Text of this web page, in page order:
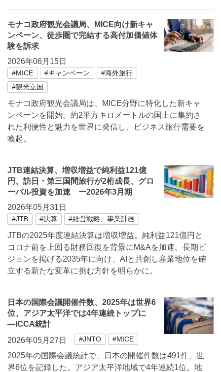
モナコ政府観光会議局、MICE向け新キャ
ンペーン、徒歩圏で完結する高付加価値体
験を訴求
2026年06月15日
#MICE #キャンペーン
#海外旅行
#観光立国
モナコ政府観光会議局は、MICE分野に特化した新キャ
ンペーンを開始。約2平方キロメートルの国土に集約さ
れた利便性と魅力を世界に発信し、ビジネス旅行需要を
喚起。
JTB連結決算、増収増益で純利益121億
円、訪日・第三国間旅行が2桁成長、グロ
ーバル投資を加速 ー2026年3月期
2026年05月31日
#JTB #決算 #経営戦略、事業計画
JTBの2025年度連結決算は増収増益。純利益121億円と
コロナ前を上回る財務回復を背景にM&Aを加速。長期ビ
ジョンを掲げる2035年に向け、AIと共創し産業地位を確
立する新たな変革に挑む方針を明らかに。
日本の国際会議開催件数、2025年は世界6
位、アジア太平洋では4年連続トップに
―ICCA統計
2026年05月27日
#JNTO #MICE
2025年の国際会議統計で、日本の開催件数は491件、世
界6位を記録した。アジア太平洋地域で4年連続1位。地